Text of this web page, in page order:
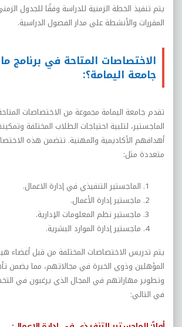
يتم تنفيذ الخطة الزمنية للدراسة وفقًا للجدول
المقررات والأنشطة على مدار الفصول الدراسية.
الاختصاصات المتاحة في برنامج
جامعة اليمامة؟:
تقدم جامعة اليمامة مجموعة من الاختصاصات
الماجستير، لتلبية احتياجات الطلاب المختلفة
أهدافهم الأكاديمية والمهنية. تتضمن هذه
متعددة مثل:
الماجستير التنفيذي في إدارة الاعمال.
ماجستير إدارة الأعمال.
ماجستير نظم المعلومات الإدارية.
ماجستير إدارة الموارد البشرية.
يتم تدريس الاختصاصات المختلفة من قبل أعضاء
المؤهلين وذوي الخبرة في مجالاتهم، مما يضمن
وتطوير مهاراتهم في المجال الذي يرغبون في
في التالي: